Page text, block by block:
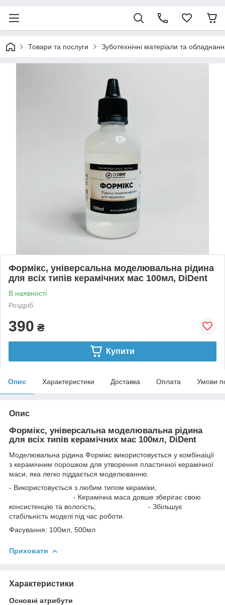
Товари та послуги Зуботехнічні матеріали та
Формікс, універсальна моделювальна рідина
для всіх типів керамічних мас 100мл, DiDent
В наявності
Роздріб
390 ₴
Купити
Опис Характеристики Доставка Оплата Умови
Опис
Формікс, універсальна моделювальна рідина
для всіх типів керамічних мас 100мл, DiDent
Моделювальна рідина Формікс використовується у комбінаіції
з керамічним порошком для утворення пластичної керамічної
маси, яка легко піддається моделюванню.
- Використовується з любим типом кераміки;
- Керамічна маса довше зберігає свою
консистенцію та вологість; - Збільшує
стабільність моделі під час роботи.
Фасування: 100мл, 500мл
Приховати
Характеристики
Основні атрибути